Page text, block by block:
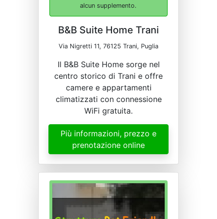
alcun supplemento.
B&B Suite Home Trani
Via Nigretti 11, 76125 Trani, Puglia
Il B&B Suite Home sorge nel
centro storico di Trani e offre
camere e appartamenti
climatizzati con connessione
WiFi gratuita.
Più informazioni, prezzo e
prenotazione online